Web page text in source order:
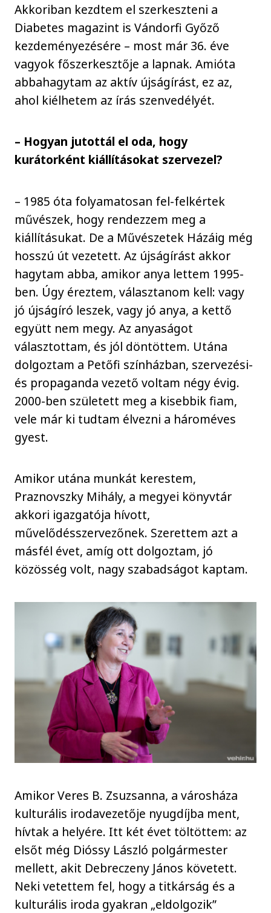
Akkoriban kezdtem el szerkeszteni a
Diabetes magazint is Vándorfi Győző
kezdeményezésére – most már 36. éve
vagyok főszerkesztője a lapnak. Amióta
abbahagytam az aktív újságírást, ez az,
ahol kiélhetem az írás szenvedélyét.
– Hogyan jutottál el oda, hogy
kurátorként kiállításokat szervezel?
– 1985 óta folyamatosan fel-felkértek
művészek, hogy rendezzem meg a
kiállításukat. De a Művészetek Házáig még
hosszú út vezetett. Az újságírást akkor
hagytam abba, amikor anya lettem 1995-
ben. Úgy éreztem, választanom kell: vagy
jó újságíró leszek, vagy jó anya, a kettő
együtt nem megy. Az anyaságot
választottam, és jól döntöttem. Utána
dolgoztam a Petőfi színházban, szervezési-
és propaganda vezető voltam négy évig.
2000-ben született meg a kisebbik fiam,
vele már ki tudtam élvezni a hároméves
gyest.
Amikor utána munkát kerestem,
Praznovszky Mihály, a megyei könyvtár
akkori igazgatója hívott,
művelődésszervezőnek. Szerettem azt a
másfél évet, amíg ott dolgoztam, jó
közösség volt, nagy szabadságot kaptam.
Amikor Veres B. Zsuzsanna, a városháza
kulturális irodavezetője nyugdíjba ment,
hívtak a helyére. Itt két évet töltöttem: az
elsőt még Dióssy László polgármester
mellett, akit Debreczeny János követett.
Neki vetettem fel, hogy a titkárság és a
kulturális iroda gyakran „eldolgozik”